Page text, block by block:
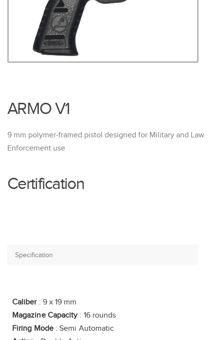
ARMO V1
9 mm polymer-framed pistol designed for Military and Law
Enforcement use
Certification
Caliber: 9 x 19 mm
Magazine Capacity: 16 rounds
Firing Mode: Semi Automatic